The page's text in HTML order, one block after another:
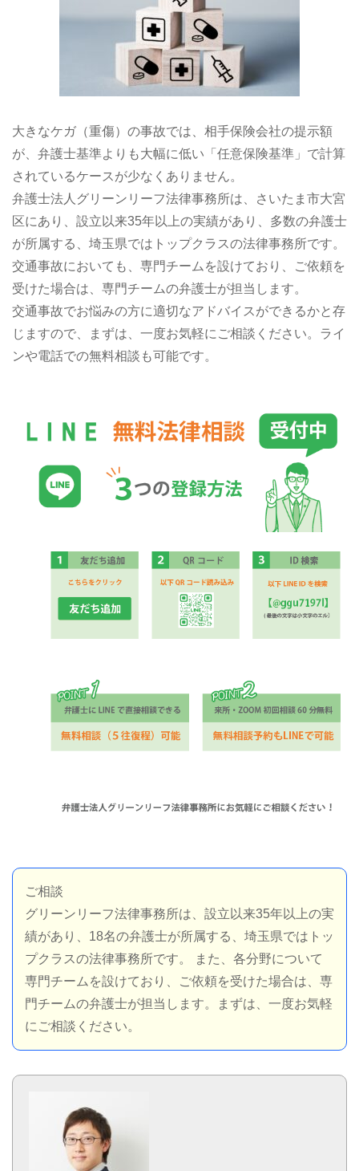
大きなケガ（重傷）の事故では、相手保険会社の提示額
が、弁護士基準よりも大幅に低い「任意保険基準」で計算
されているケースが少なくありません。
弁護士法人グリーンリーフ法律事務所は、さいたま市大宮
区にあり、設立以来35年以上の実績があり、多数の弁護士
が所属する、埼玉県ではトップクラスの法律事務所です。
交通事故においても、専門チームを設けており、ご依頼を
受けた場合は、専門チームの弁護士が担当します。
交通事故でお悩みの方に適切なアドバイスができるかと存
じますので、まずは、一度お気軽にご相談ください。ライ
ンや電話での無料相談も可能です。
ご相談
グリーンリーフ法律事務所は、設立以来35年以上の実
績があり、18名の弁護士が所属する、埼玉県ではトッ
プクラスの法律事務所です。 また、各分野について
専門チームを設けており、ご依頼を受けた場合は、専
門チームの弁護士が担当します。まずは、一度お気軽
にご相談ください。